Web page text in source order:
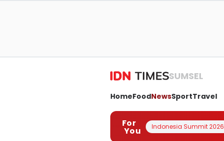
SUMSEL
HomeFoodNewsSportTravel
For
You Indonesia Summit 2026